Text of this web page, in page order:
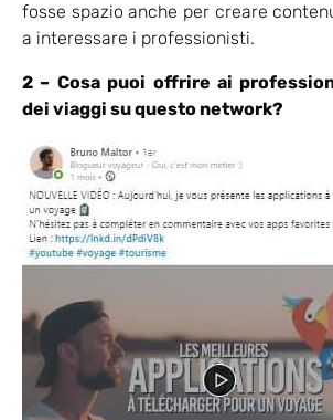
fosse spazio anche per creare
a interessare i professionisti.
2 – Cosa puoi offrire ai
dei viaggi su questo network?